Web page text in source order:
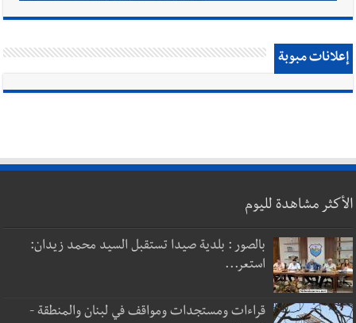
إعلانات مبوبة
الأكثر مشاهدة لليوم
بالصور : بلدية صيدا تستقبل السيد محمد زيدان:
استعر...
قراءات ومستجدات ومواقف في لبنان والمنطقة -